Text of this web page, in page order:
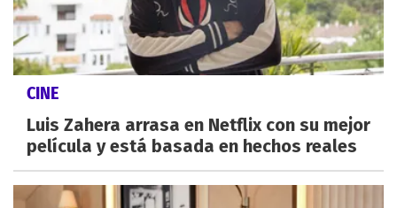
CINE
Luis Zahera arrasa en Netflix con su mejor
película y está basada en hechos reales